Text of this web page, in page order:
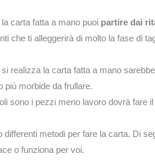
la carta fatta a mano puoi partire dai
che ti alleggerirà di molto la fase di
realizza la carta fatta a mano
più morbide da frullare.
sono i pezzi meno lavoro dovrà fare
differenti metodi per fare la carta. Di
o funziona per voi.